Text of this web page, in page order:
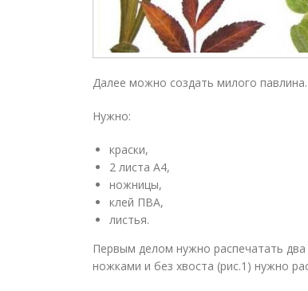
Далее можно создать милого
Нужно:
краски,
2 листа А4,
ножницы,
клей ПВА,
листья.
Первым делом нужно распечатать
ножками и без хвоста (рис.1) нужно